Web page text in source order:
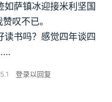
如萨镇冰迎接米利坚国
叹不已。
读书吗？感觉四年谈四
登录以回复